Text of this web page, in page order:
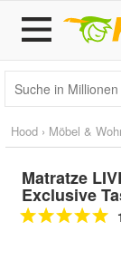
Hood › Möbel &
Matratze
Exclusive